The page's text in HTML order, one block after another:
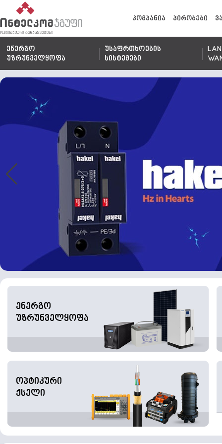
კომპანია პირობები
ენერგო
უზრუნველყოფა
უსაფრთხოების
სისტემები
ენერგო
უზრუნველყოფა
ოპტიკური
ქსელი